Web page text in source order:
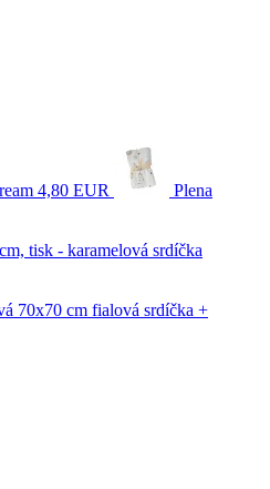
4,80 EUR Plena
tisk - karamelová srdíčka
70x70 cm fialová srdíčka +